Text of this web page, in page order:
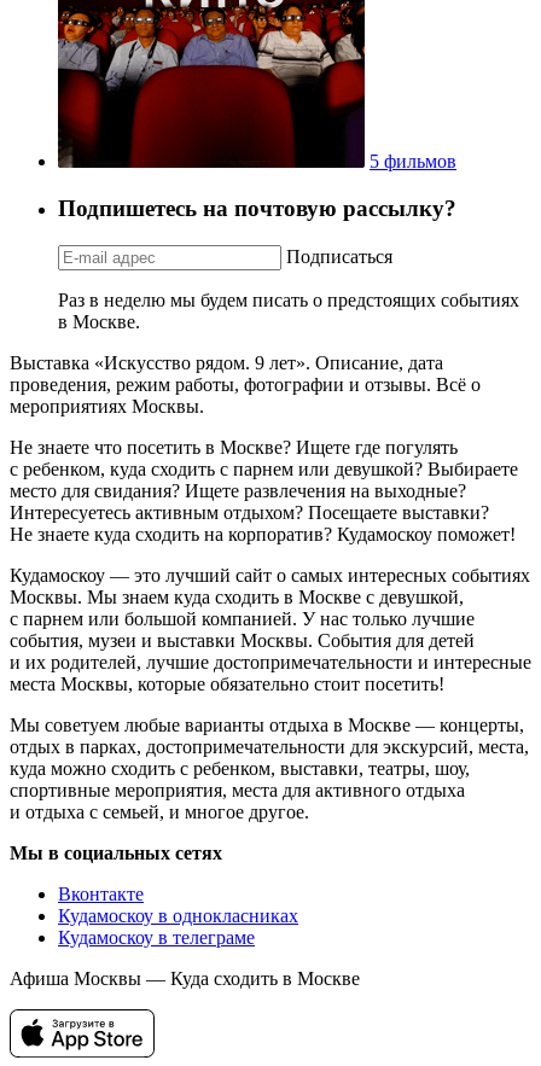
5 фильмов
Подпишетесь на почтовую рассылку?
Подписаться
Раз в неделю мы будем писать о предстоящих событиях
в Москве.
Выставка «Искусство рядом. 9 лет». Описание, дата
проведения, режим работы, фотографии и отзывы. Всё о
мероприятиях Москвы.
Не знаете что посетить в Москве? Ищете где погулять
с ребенком, куда сходить с парнем или девушкой? Выбираете
место для свидания? Ищете развлечения на выходные?
Интересуетесь активным отдыхом? Посещаете выставки?
Не знаете куда сходить на корпоратив? Кудамоскоу поможет!
Кудамоскоу — это лучший сайт о самых интересных событиях
Москвы. Мы знаем куда сходить в Москве с девушкой,
с парнем или большой компанией. У нас только лучшие
события, музеи и выставки Москвы. События для детей
и их родителей, лучшие достопримечательности и интересные
места Москвы, которые обязательно стоит посетить!
Мы советуем любые варианты отдыха в Москве — концерты,
отдых в парках, достопримечательности для экскурсий, места,
куда можно сходить с ребенком, выставки, театры, шоу,
спортивные мероприятия, места для активного отдыха
и отдыха с семьей, и многое другое.
Мы в социальных сетях
Вконтакте
Кудамоскоу в однокласниках
Кудамоскоу в телеграме
Афиша Москвы — Куда сходить в Москве